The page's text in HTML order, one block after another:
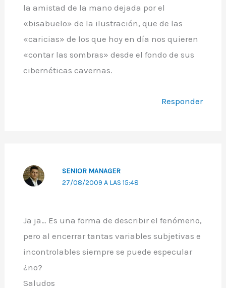
la amistad de la mano dejada por el
«bisabuelo» de la ilustración, que de las
«caricias» de los que hoy en día nos quieren
«contar las sombras» desde el fondo de sus
cibernéticas cavernas.
Responder
SENIOR MANAGER
27/08/2009 A LAS 15:48
Ja ja… Es una forma de describir el fenómeno,
pero al encerrar tantas variables subjetivas e
incontrolables siempre se puede especular
¿no?
Saludos